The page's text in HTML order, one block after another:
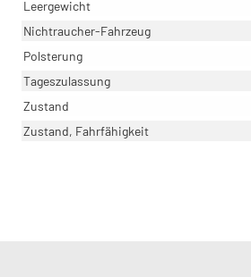
Leergewicht
Nichtraucher-Fahrzeug
Polsterung
Tageszulassung
Zustand
Zustand, Fahrfähigkeit